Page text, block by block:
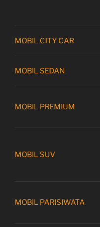
MOBIL CITY CAR
MOBIL SEDAN
MOBIL PREMIUM
MOBIL SUV
MOBIL PARISIWATA